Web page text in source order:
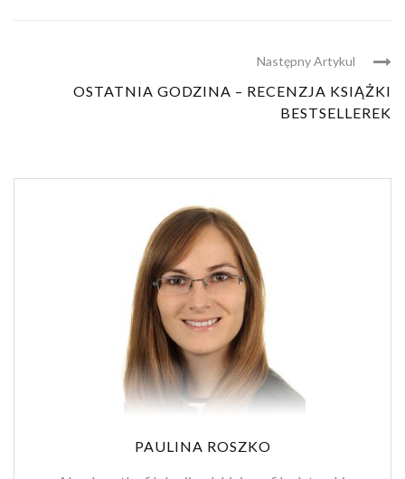
Następny Artykul
OSTATNIA GODZINA – RECENZJA KSIĄŻKI
BESTSELLEREK
PAULINA ROSZKO